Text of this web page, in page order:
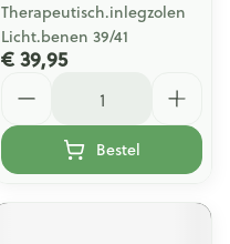
Therapeutisch.inlegzolen
Licht.benen 39/41
€ 39,95
Bestel